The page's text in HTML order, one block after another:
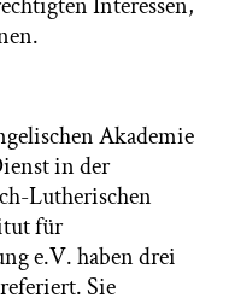
Akademie
in der
Lutherischen
für
e.V. haben drei
Sie